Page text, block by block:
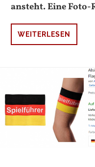
ansteht. Eine Foto-
WEITERLESEN